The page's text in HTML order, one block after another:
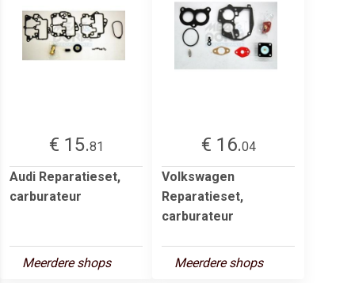
€ 15.81
Audi Reparatieset,
carburateur
Meerdere shops
€ 16.04
Volkswagen
Reparatieset,
carburateur
Meerdere shops